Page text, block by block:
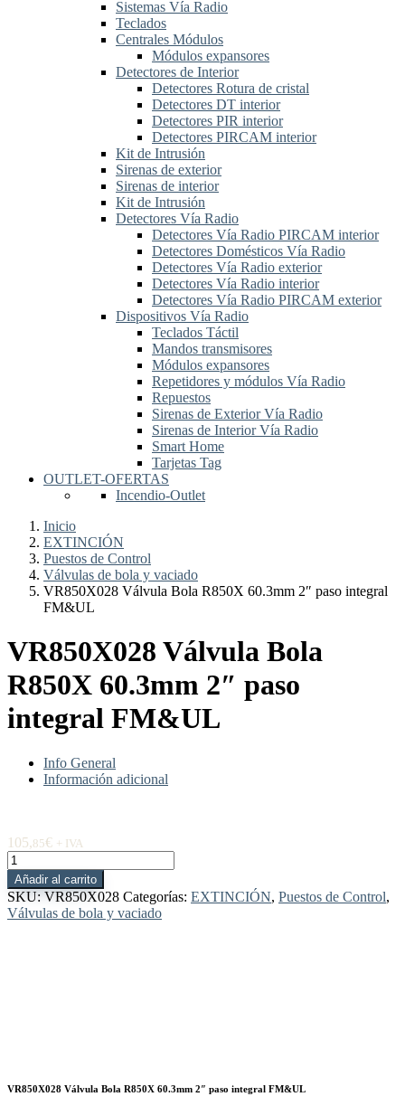
Sistemas Vía Radio
Teclados
Centrales Módulos
Módulos expansores
Detectores de Interior
Detectores Rotura de cristal
Detectores DT interior
Detectores PIR interior
Detectores PIRCAM interior
Kit de Intrusión
Sirenas de exterior
Sirenas de interior
Kit de Intrusión
Detectores Vía Radio
Detectores Vía Radio PIRCAM interior
Detectores Domésticos Vía Radio
Detectores Vía Radio exterior
Detectores Vía Radio interior
Detectores Vía Radio PIRCAM exterior
Dispositivos Vía Radio
Teclados Táctil
Mandos transmisores
Módulos expansores
Repetidores y módulos Vía Radio
Repuestos
Sirenas de Exterior Vía Radio
Sirenas de Interior Vía Radio
Smart Home
Tarjetas Tag
OUTLET-OFERTAS
Incendio-Outlet
Inicio
EXTINCIÓN
Puestos de Control
Válvulas de bola y vaciado
VR850X028 Válvula Bola R850X 60.3mm 2″ paso integral
FM&UL
VR850X028 Válvula Bola
R850X 60.3mm 2″ paso
integral FM&UL
Info General
Información adicional
105,85€ + IVA
VR850X028
Válvula
Bola
R850X
60.3mm
Añadir al carrito
SKU: VR850X028 Categorías: EXTINCIÓN, Puestos de Control,
Válvulas de bola y vaciado
VR850X028 Válvula Bola R850X 60.3mm 2″ paso integral FM&UL